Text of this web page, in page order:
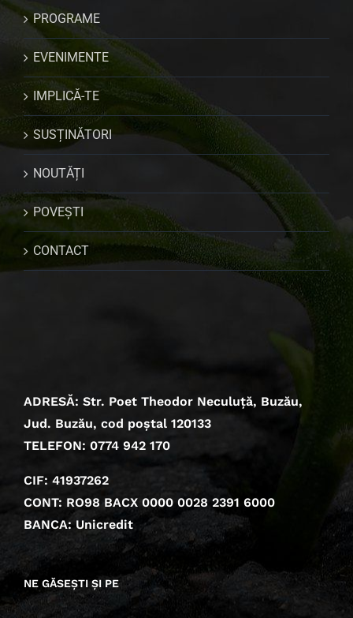
PROGRAME
EVENIMENTE
IMPLICĂ-TE
SUSȚINĂTORI
NOUTĂȚI
POVEȘTI
CONTACT
ADRESĂ: Str. Poet Theodor Neculuță, Buzău,
Jud. Buzău, cod poștal 120133
TELEFON: 0774 942 170
CIF: 41937262
CONT: RO98 BACX 0000 0028 2391 6000
BANCA: Unicredit
NE GĂSEȘTI ȘI PE